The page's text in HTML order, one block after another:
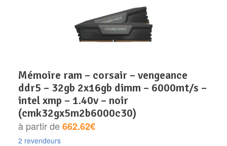
mémoire ram – corsair – vengeance
ddr5 – 32gb 2x16gb dimm – 6000mt/s –
intel xmp – 1.40v – noir
(cmk32gx5m2b6000c30)
à partir de662.62€
2 revendeurs